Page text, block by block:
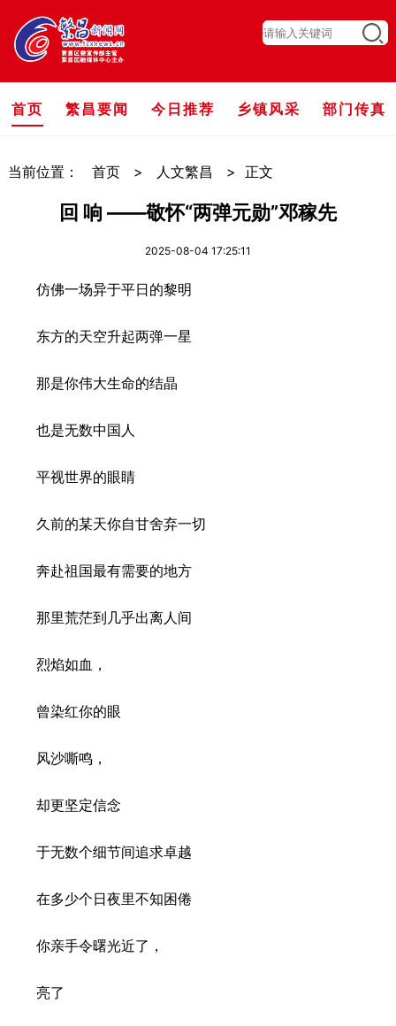
首页 繁昌要闻 今日推荐 乡镇风采 部门传真
当前位置： 首页 > 人文繁昌 > 正文
回 响 ——敬怀“两弹元勋”邓稼先
2025-08-04 17:25:11
仿佛一场异于平日的黎明
东方的天空升起两弹一星
那是你伟大生命的结晶
也是无数中国人
平视世界的眼睛
久前的某天你自甘舍弃一切
奔赴祖国最有需要的地方
那里荒茫到几乎出离人间
烈焰如血，
曾染红你的眼
风沙嘶鸣，
却更坚定信念
于无数个细节间追求卓越
在多少个日夜里不知困倦
你亲手令曙光近了，
亮了